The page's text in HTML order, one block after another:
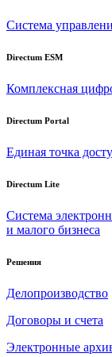
Система
Directum ESM
Комплексная
Directum Portal
Единая точка
Directum Lite
Система
и малого бизнеса
Решения
Делопроизводство
Договоры и счета
Электронные